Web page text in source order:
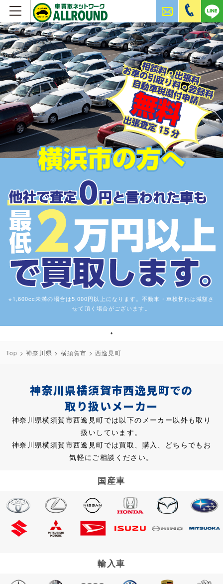
※1,600cc未満の場合は5,000円以上になります。不動車・車検切れは減額さ
せて頂く場合がございます。
1
Top >神奈川県 > 横須賀市 > 西逸見町
神奈川県横須賀市西逸見町での
取り扱いメーカー
神奈川県横須賀市西逸見町では以下のメーカー以外も取り
扱いしています。
神奈川県横須賀市西逸見町では買取、購入、どちらでもお
気軽にご相談ください。
国産車
輸入車